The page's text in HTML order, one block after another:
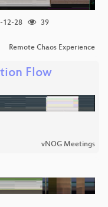
12-28
39
Remote Chaos Experience
Flow
vNOG Meetings